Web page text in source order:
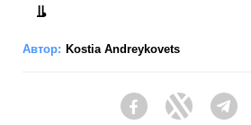
Автор: Kostia Andreykovets
FacebookTwitter